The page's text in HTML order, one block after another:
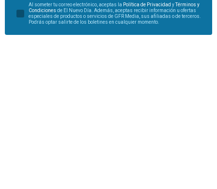
Al someter tu correo electrónico, aceptas la Política de Privacidad yTérminos y
Condiciones de El Nuevo Día. Además, aceptas recibir información u ofertas
especiales de productos o servicios de GFR Media, sus afiliadas o de terceros.
Podrás optar salirte de los boletines en cualquier momento.